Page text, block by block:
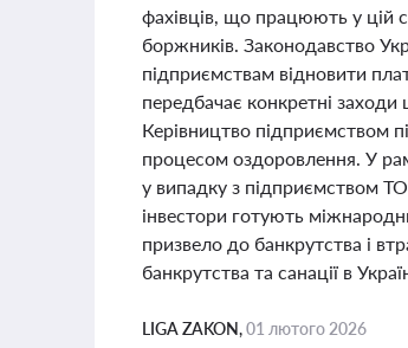
фахівців, що працюють у цій
боржників. Законодавство
підприємствам відновити
передбачає конкретні заходи
Керівництво підприємством
процесом оздоровлення. У
у випадку з підприємством
інвестори готують
призвело до банкрутства і
банкрутства та санації в
LIGA ZAKON,01 лютого 2026